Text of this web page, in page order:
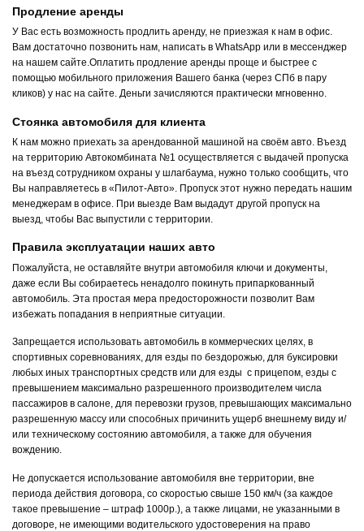
Продление аренды
У Вас есть возможность продлить аренду, не приезжая к нам в офис.
Вам достаточно позвонить нам, написать в WhatsApp или в мессенджер
на нашем сайте.Оплатить продление аренды проще и быстрее с
помощью мобильного приложения Вашего банка (через СПб в пару
кликов) у нас на сайте. Деньги зачисляются практически мгновенно.
Стоянка автомобиля для клиента
К нам можно приехать за арендованной машиной на своём авто. Въезд
на территорию Автокомбината №1 осуществляется с выдачей пропуска
на въезд сотрудником охраны у шлагбаума, нужно только сообщить, что
Вы направляетесь в «Пилот-Авто». Пропуск этот нужно передать нашим
менеджерам в офисе. При выезде Вам выдадут другой пропуск на
выезд, чтобы Вас выпустили с территории.
Правила эксплуатации наших авто
Пожалуйста, не оставляйте внутри автомобиля ключи и документы,
даже если Вы собираетесь ненадолго покинуть припаркованный
автомобиль. Эта простая мера предосторожности позволит Вам
избежать попадания в неприятные ситуации.
Запрещается использовать автомобиль в коммерческих целях, в
спортивных соревнованиях, для езды по бездорожью, для буксировки
любых иных транспортных средств или для езды с прицепом, езды с
превышением максимально разрешенного производителем числа
пассажиров в салоне, для перевозки грузов, превышающих максимально
разрешенную массу или способных причинить ущерб внешнему виду и/
или техническому состоянию автомобиля, а также для обучения
вождению.
Не допускается использование автомобиля вне территории, вне
периода действия договора, со скоростью свыше 150 км/ч (за каждое
такое превышение – штраф 1000р.), а также лицами, не указанными в
договоре, не имеющими водительского удостоверения на право